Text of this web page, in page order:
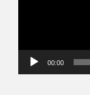
00:00